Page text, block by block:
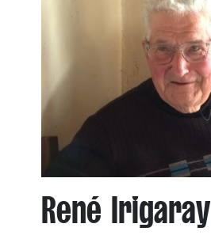
René Irigaray